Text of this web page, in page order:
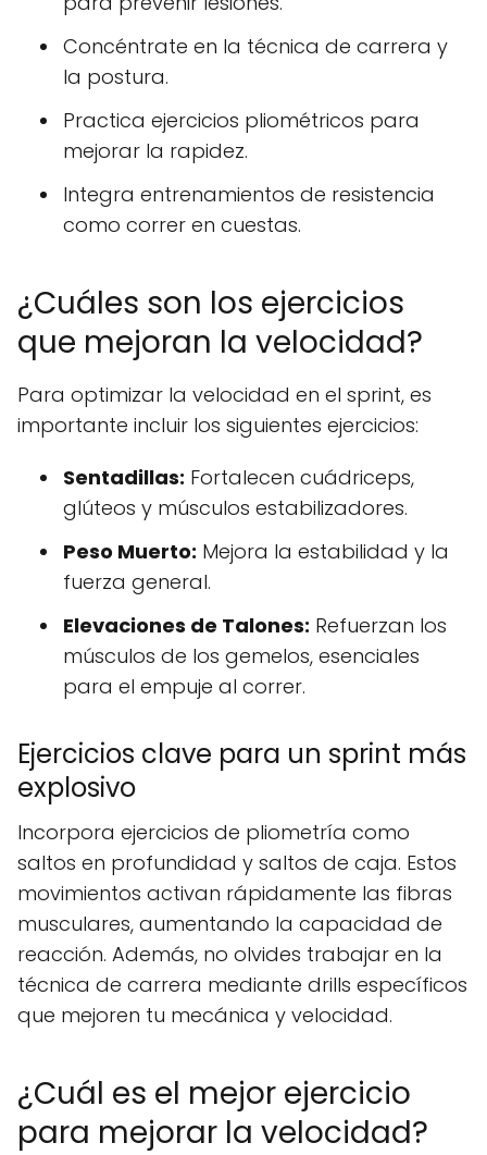
Concéntrate en la técnica de carrera y
la postura.
Practica ejercicios pliométricos para
mejorar la rapidez.
Integra entrenamientos de resistencia
como correr en cuestas.
¿Cuáles son los ejercicios
que mejoran la velocidad?
Para optimizar la velocidad en el sprint, es
importante incluir los siguientes ejercicios:
Sentadillas: Fortalecen cuádriceps,
glúteos y músculos estabilizadores.
Peso Muerto: Mejora la estabilidad y la
fuerza general.
Elevaciones de Talones: Refuerzan los
músculos de los gemelos, esenciales
para el empuje al correr.
Ejercicios clave para un sprint más
explosivo
Incorpora ejercicios de pliometría como
saltos en profundidad y saltos de caja. Estos
movimientos activan rápidamente las fibras
musculares, aumentando la capacidad de
reacción. Además, no olvides trabajar en la
técnica de carrera mediante drills específicos
que mejoren tu mecánica y velocidad.
¿Cuál es el mejor ejercicio
para mejorar la velocidad?